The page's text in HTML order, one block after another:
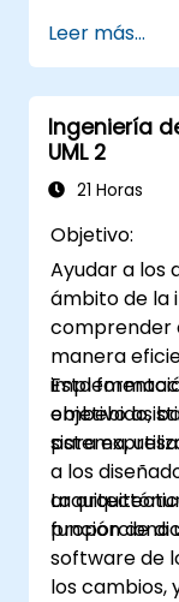
Leer más...
Ingeniería
UML 2
21 Horas
Objetivo:
Ayudar a los
ámbito de la
comprender
manera
embebido,
sistema,
Esta
objetivo
para
a los
función de
La
proporciona
software de
los cambios,